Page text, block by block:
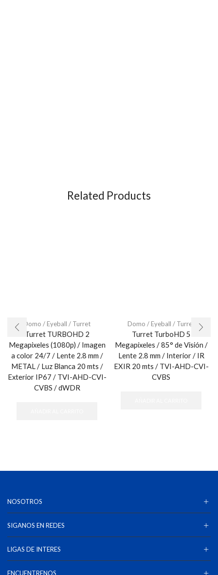
Related Products
Domo / Eyeball / Turret
Turret TURBOHD 2
Megapixeles (1080p) / Imagen
a color 24/7 / Lente 2.8 mm /
METAL / Luz Blanca 20 mts /
Exterior IP67 / TVI-AHD-CVI-
CVBS / dWDR
Domo / Eyeball / Turret
Turret TurboHD 5
Megapíxeles / 85° de Visión /
Lente 2.8 mm / Interior / IR
EXIR 20 mts / TVI-AHD-CVI-
CVBS
NOSOTROS
SIGANOS EN REDES
LIGAS DE INTERES
ENCUENTRENOS